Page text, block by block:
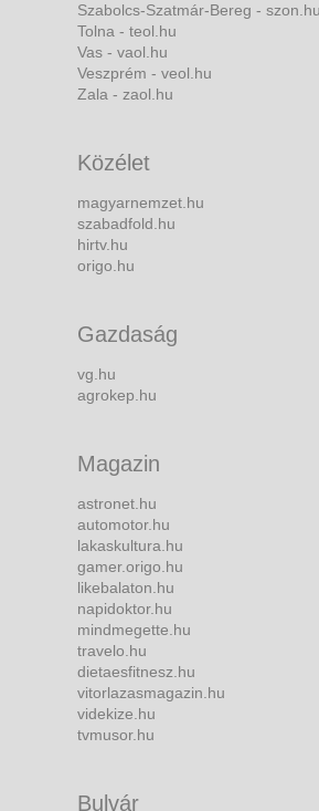
Szabolcs-Szatmár-Bereg - szon.hu
Tolna - teol.hu
Vas - vaol.hu
Veszprém - veol.hu
Zala - zaol.hu
Közélet
magyarnemzet.hu
szabadfold.hu
hirtv.hu
origo.hu
Gazdaság
vg.hu
agrokep.hu
Magazin
astronet.hu
automotor.hu
lakaskultura.hu
gamer.origo.hu
likebalaton.hu
napidoktor.hu
mindmegette.hu
travelo.hu
dietaesfitnesz.hu
vitorlazasmagazin.hu
videkize.hu
tvmusor.hu
Bulvár